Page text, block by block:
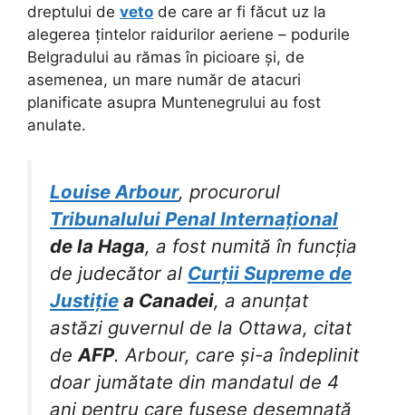
dreptului de veto de care ar fi făcut uz la
alegerea țintelor raidurilor aeriene – podurile
Belgradului au rămas în picioare și, de
asemenea, un mare număr de atacuri
planificate asupra Muntenegrului au fost
anulate.
Louise Arbour, procurorul
Tribunalului Penal Internațional
de la Haga, a fost numită în funcția
de judecător al Curții Supreme de
Justiție a Canadei, a anunțat
astăzi guvernul de la Ottawa, citat
de AFP. Arbour, care și-a îndeplinit
doar jumătate din mandatul de 4
ani pentru care fusese desemnată